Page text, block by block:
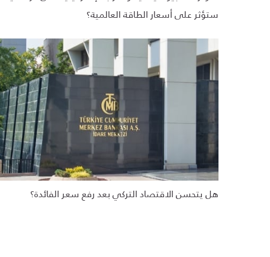
ستؤثر على أسعار الطاقة العالمية؟
هل يتحسن الاقتصاد التركي بعد رفع سعر الفائدة؟